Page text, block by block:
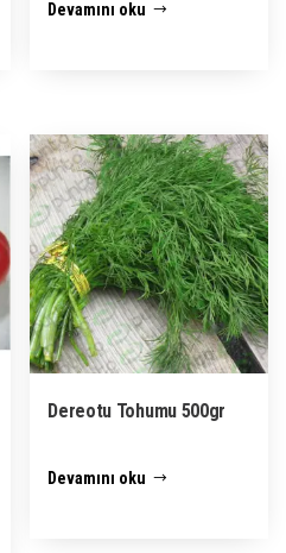
Devamını oku
Dereotu Tohumu 500gr
Devamını oku